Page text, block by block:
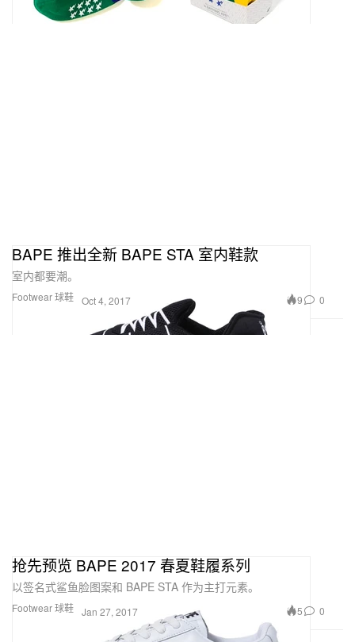
Footwear 球鞋
BAPE 推出全新 BAPE STA 室内鞋款
室内都要潮。
Oct 4, 2017 9 0
Footwear 球鞋
抢先预览 BAPE 2017 春夏鞋履系列
以签名式鲨鱼脸图案和 BAPE STA 作为主打元素。
Jan 27, 2017 5 0